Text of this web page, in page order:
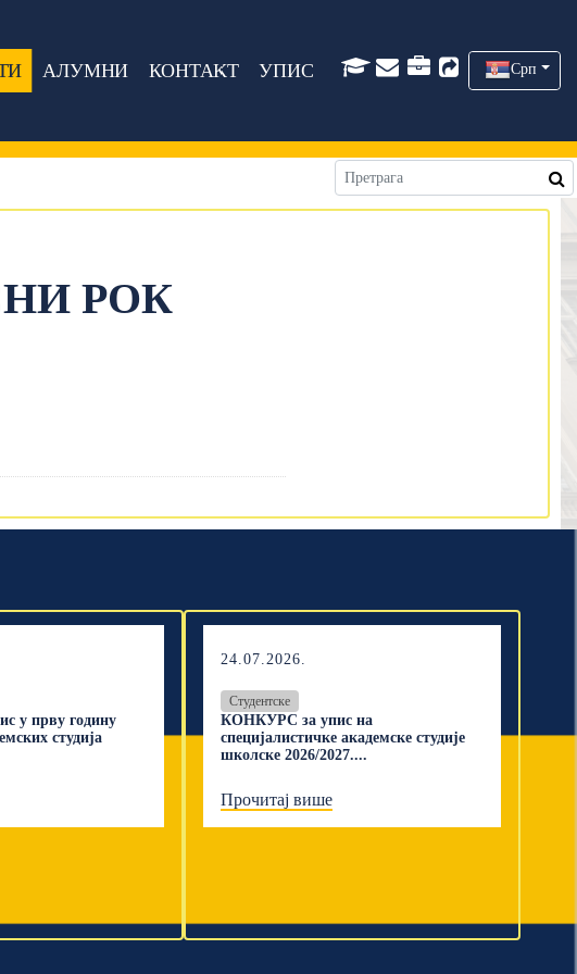
АЛУМНИ КОНТАКТ УПИС Срп
РОК
у прву годину
студија
24.07.2026.
Студентске
КОНКУРС за упис на
специјалистичке академске студије
школске 2026/2027....
Прочитај више